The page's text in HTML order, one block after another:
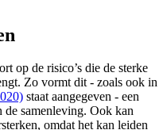
op de risico’s die de sterke
Zo vormt dit - zoals ook in
staat aangegeven - een
de samenleving. Ook kan
omdat het kan leiden